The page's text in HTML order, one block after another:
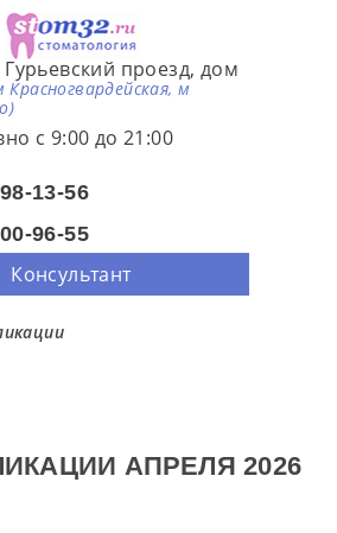
проезд, дом
Красногвардейская, м
с 9:00 до 21:00
13-56
96-55
Консультант
АПРЕЛЯ 2026